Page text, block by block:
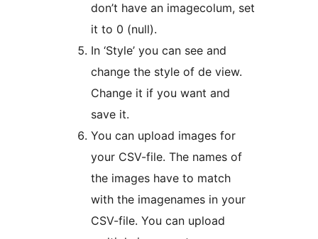
don’t have an imagecolum, set
it to 0 (null).
In ‘Style’ you can see and
change the style of de view.
Change it if you want and
save it.
You can upload images for
your CSV-file. The names of
the images have to match
with the imagenames in your
CSV-file. You can upload